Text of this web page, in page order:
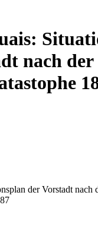
nach der
der Vorstadt nach